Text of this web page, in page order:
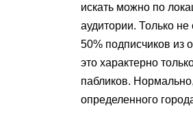
искать можно по
аудитории. Только
50% подписчиков из
это характерно
пабликов.
определенного